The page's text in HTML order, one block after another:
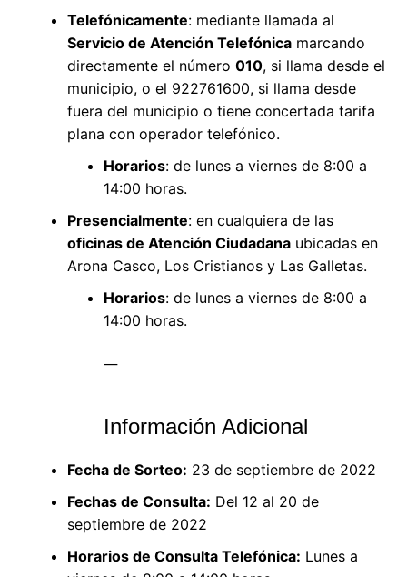
Telefónicamente: mediante llamada al
Servicio de Atención Telefónicamarcando
directamente el número 010, si llama desde el
municipio, o el 922761600, si llama desde
fuera del municipio o tiene concertada tarifa
plana con operador telefónico.
Horarios: de lunes a viernes de 8:00 a
14:00 horas.
Presencialmente: en cualquiera de las
oficinas de Atención Ciudadanaubicadas en
Arona Casco, Los Cristianos y Las Galletas.
Horarios: de lunes a viernes de 8:00 a
14:00 horas.
—
Información Adicional
Fecha de Sorteo: 23 de septiembre de 2022
Fechas de Consulta: Del 12 al 20 de
septiembre de 2022
Horarios de Consulta Telefónica: Lunes a